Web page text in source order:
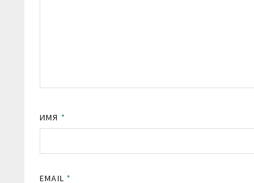
ИМЯ *
EMAIL *